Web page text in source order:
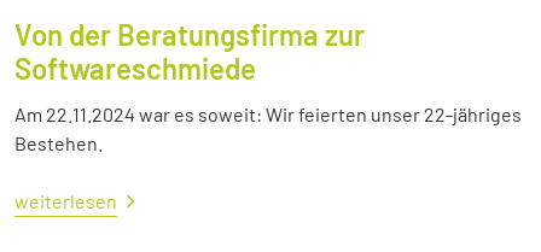
Von der Beratungsfirma zur
Softwareschmiede
Am 22.11.2024 war es soweit: Wir feierten unser 22-jähriges
Bestehen.
weiterlesen